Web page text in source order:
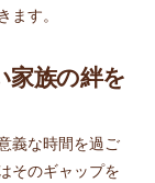
す。
家族の絆を
義な時間を過ご
そのギャップを